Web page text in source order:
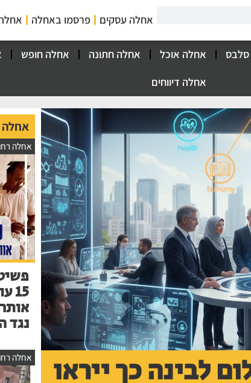
אחלה עסקים פרסמו באחלה
אחלה אוכל אחלה חתונה אחלה חופש
אחלה דיווחים
לבינה כך ייראו
אחלה
אחלה
נגד
אחלה